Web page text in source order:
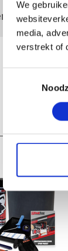
We
media,
verstrekt of
met